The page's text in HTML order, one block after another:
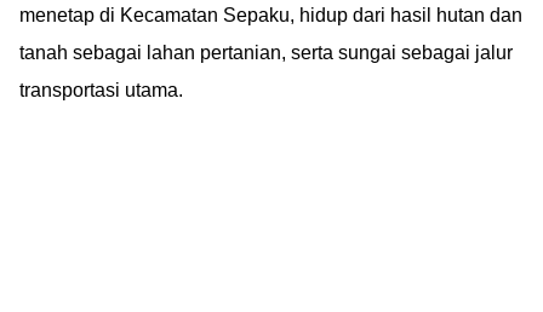
menetap di Kecamatan Sepaku, hidup dari hasil hutan dan
tanah sebagai lahan pertanian, serta sungai sebagai jalur
transportasi utama.